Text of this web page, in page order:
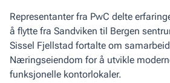
Representanter fra PwC delte
å flytte fra Sandviken til Bergen
Sissel Fjellstad fortalte om
Næringseiendom for å utvikle
funksjonelle kontorlokaler.